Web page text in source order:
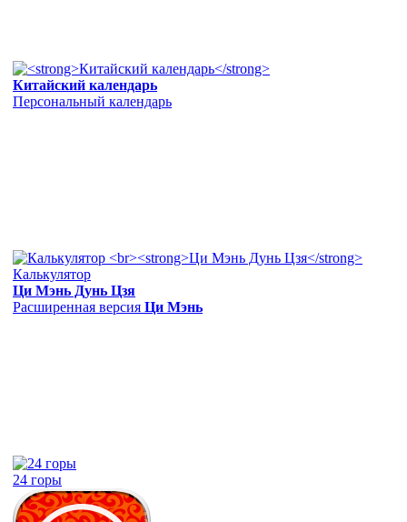
Китайский календарь
Персональный календарь
Калькулятор
Ци Мэнь Дунь Цзя
Расширенная версия Ци Мэнь
24 горы